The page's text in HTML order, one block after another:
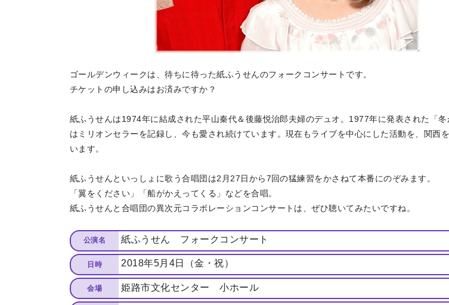
ゴールデンウィークは、待ちに待った紙ふうせんのフォークコンサートです。
チケットの申し込みはお済みですか？
紙ふうせんは1974年に結成された平山秦代＆後藤悦治郎夫婦のデュオ。1977年に発表された「冬
はミリオンセラーを記録し、今も愛され続けています。現在もライブを中心にした活動を、関西
います。
紙ふうせんといっしょに歌う合唱団は2月27日から7回の猛練習をかさねて本番にのぞみます。
「翼をください」「船がかえってくる」などを合唱。
紙ふうせんと合唱団の異次元コラボレーションコンサートは、ぜひ聴いてみたいですね。
公演名 紙ふうせん フォークコンサート
日時 2018年5月4日（金・祝）
会場 姫路市文化センター 小ホール